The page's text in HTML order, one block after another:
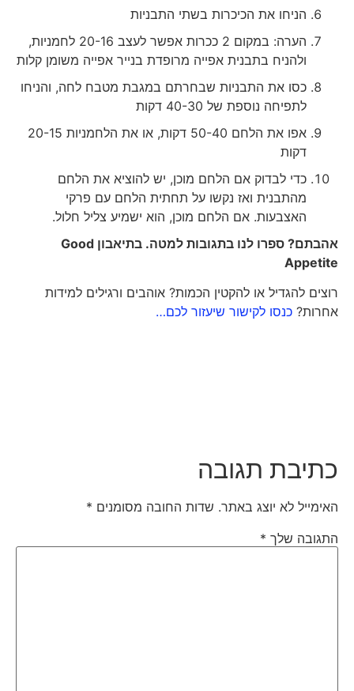
הניחו את הכיכרות בשתי התבניות
הערה: במקום 2 ככרות אפשר לעצב 20-16 לחמניות,
ולהניח בתבנית אפייה מרופדת בנייר אפייה משומן קלות
כסו את התבניות שבחרתם במגבת מטבח לחה, והניחו
לתפיחה נוספת של 40-30 דקות
אפו את הלחם 50-40 דקות, או את הלחמניות 20-15
דקות
כדי לבדוק אם הלחם מוכן, יש להוציא את הלחם
מהתבנית ואז נקשו על תחתית הלחם עם פרקי
האצבעות. אם הלחם מוכן, הוא ישמיע צליל חלול.
אהבתם? ספרו לנו בתגובות למטה. בתיאבוןGood
Appetite
רוצים להגדיל או להקטין הכמות? אוהבים ורגילים למידות
אחרות?כנסו לקישור שיעזור לכם…
כתיבת תגובה
האימייל לא יוצג באתר. שדות החובה מסומנים*
התגובה שלך*